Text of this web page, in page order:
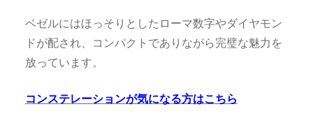
ベゼルにはほ⁠っそりとしたロ⁠ーマ数字やダイヤモン
ドが配され⁠、コンパクトでありながら完璧な魅力を
放⁠っています⁠。
コンステレーションが気になる方はこちら